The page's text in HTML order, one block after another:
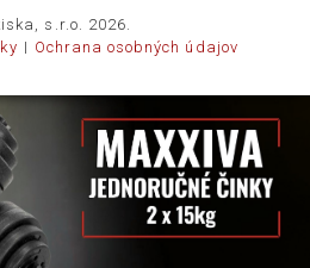
s.r.o. 2026.
Ochrana osobných údajov